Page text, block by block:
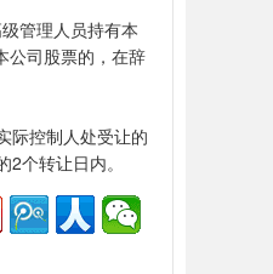
管理人员持有本
公司股票的，在辞
际控制人处受让的
个转让日内。